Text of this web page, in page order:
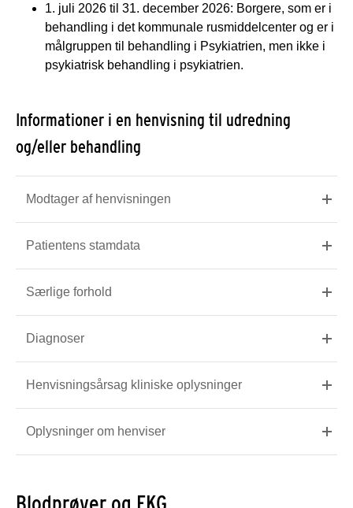
1. juli 2026 til 31. december 2026: Borgere, som er i
behandling i det kommunale rusmiddelcenter og er i
målgruppen til behandling i Psykiatrien, men ikke i
psykiatrisk behandling i psykiatrien.
Informationer i en henvisning til udredning
og/eller behandling
Modtager af henvisningen
Patientens stamdata
Særlige forhold
Diagnoser
Henvisningsårsag kliniske oplysninger
Oplysninger om henviser